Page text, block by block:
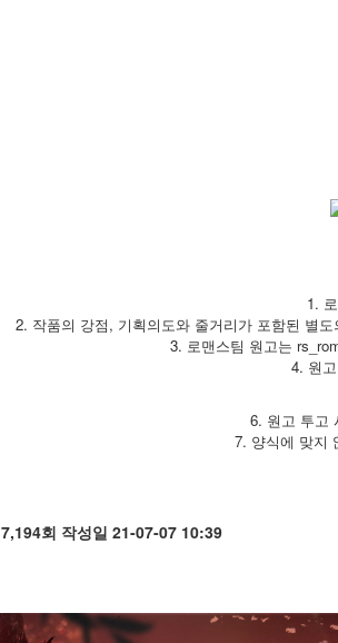
1.
2. 작품의 강점, 기획의도와 줄거리가 포함된 별
3. 로맨스팀 원고는
4. 원
6. 원고 투고
7. 양식에 맞지
7,194회 작성일 21-07-07 10:39